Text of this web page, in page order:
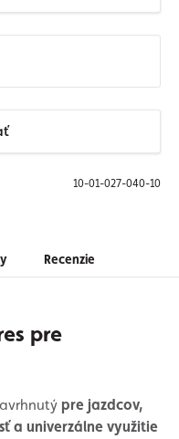
10-01-027-040-10
Recenzie
pre
pre jazdcov,
a univerzálne využitie